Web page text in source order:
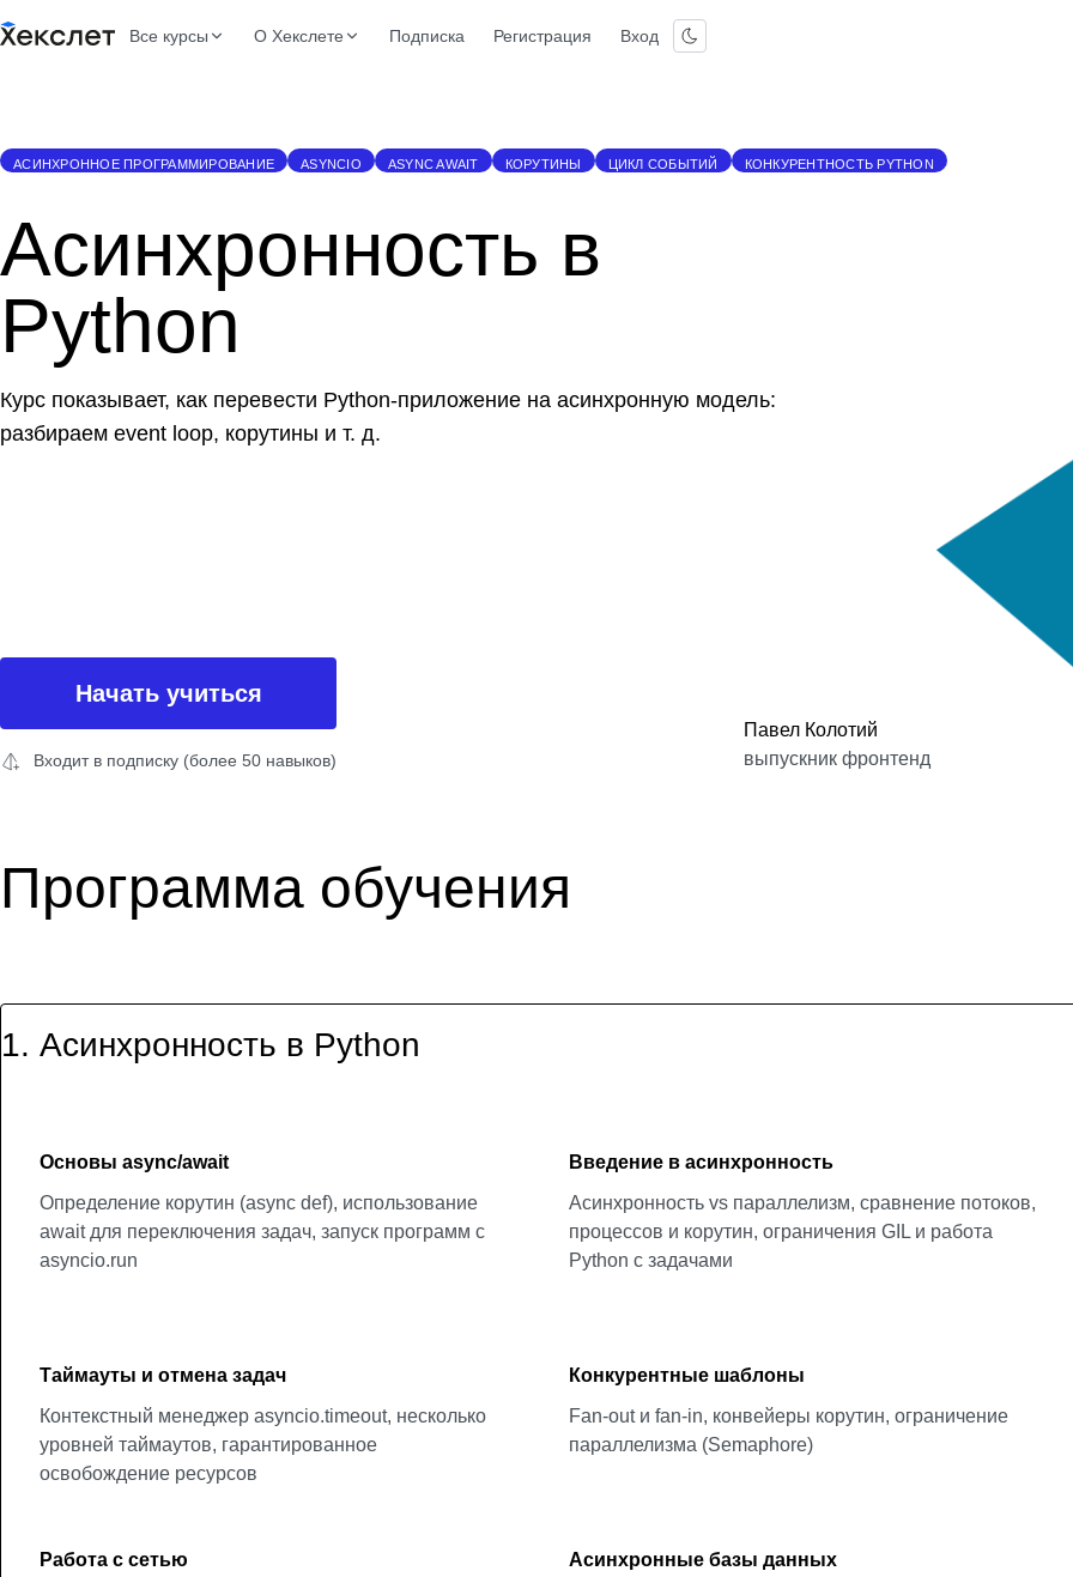
Все курсы О Хекслете Подписка Регистрация Вход
АСИНХРОННОЕ ПРОГРАММИРОВАНИЕ ASYNCIO ASYNC AWAIT КОРУТИНЫ ЦИКЛ СОБЫТИЙ КОНКУРЕНТНОСТЬ PYTHON
Асинхронность в
Python
Курс показывает, как перевести Python-приложение на асинхронную модель:
разбираем event loop, корутины и т. д.
Начать учиться
Входит в подписку (более 50 навыков)
Павел Колотий
выпускник фронтенд
Программа обучения
1. Асинхронность в Python
Основы async/await
Определение корутин (async def), использование
await для переключения задач, запуск программ с
asyncio.run
Введение в асинхронность
Асинхронность vs параллелизм, сравнение потоков,
процессов и корутин, ограничения GIL и работа
Python с задачами
Таймауты и отмена задач
Контекстный менеджер asyncio.timeout, несколько
уровней таймаутов, гарантированное
освобождение ресурсов
Конкурентные шаблоны
Fan-out и fan-in, конвейеры корутин, ограничение
параллелизма (Semaphore)
Работа с сетью
Асинхронные базы данных